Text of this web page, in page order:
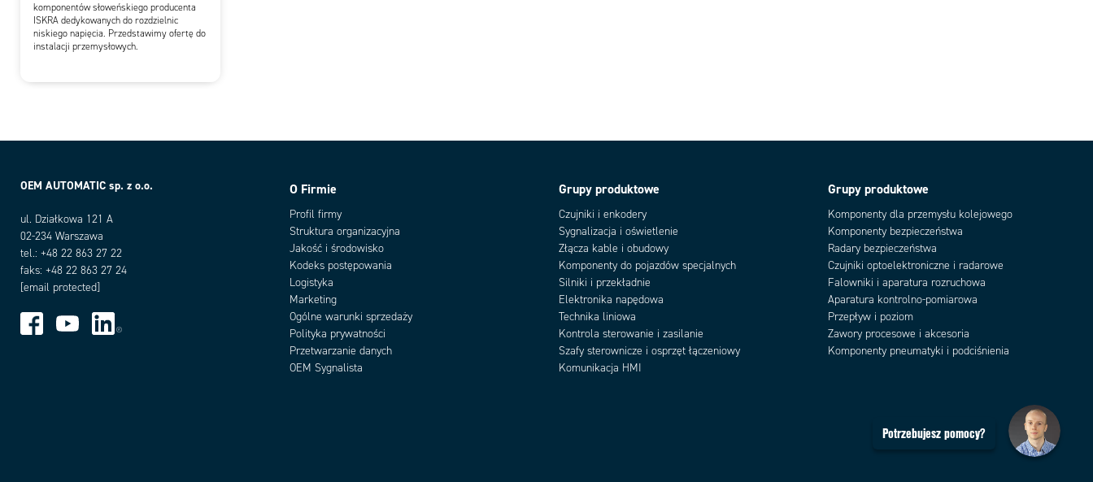
komponentów słoweńskiego producenta
ISKRA dedykowanych do rozdzielnic
niskiego napięcia. Przedstawimy ofertę do
instalacji przemysłowych.
OEM AUTOMATIC sp. z o.o.
ul. Działkowa 121 A
02-234 Warszawa
tel.: +48 22 863 27 22
faks: +48 22 863 27 24
[email protected]
O Firmie
Profil firmy
Struktura organizacyjna
Jakość i środowisko
Kodeks postępowania
Logistyka
Marketing
Ogólne warunki sprzedaży
Polityka prywatności
Przetwarzanie danych
OEM Sygnalista
Grupy produktowe
Czujniki i enkodery
Sygnalizacja i oświetlenie
Złącza kable i obudowy
Komponenty do pojazdów specjalnych
Silniki i przekładnie
Elektronika napędowa
Technika liniowa
Kontrola sterowanie i zasilanie
Szafy sterownicze i osprzęt łączeniowy
Komunikacja HMI
Grupy produktowe
Komponenty dla przemysłu kolejowego
Komponenty bezpieczeństwa
Radary bezpieczeństwa
Czujniki optoelektroniczne i radarowe
Falowniki i aparatura rozruchowa
Aparatura kontrolno-pomiarowa
Przepływ i poziom
Zawory procesowe i akcesoria
Komponenty pneumatyki i podciśnienia
Potrzebujesz pomocy?